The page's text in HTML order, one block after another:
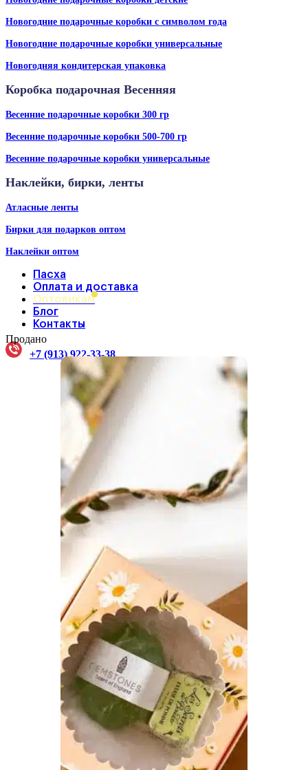
Новогодние подарочные коробки с символом года
Новогодние подарочные коробки универсальные
Новогодняя кондитерская упаковка
Коробка подарочная Весенняя
Весенние подарочные коробки 300 гр
Весенние подарочные коробки 500-700 гр
Весенние подарочные коробки универсальные
Наклейки, бирки, ленты
Атласные ленты
Бирки для подарков оптом
Наклейки оптом
Пасха
Оплата и доставка
Оптовикам
Блог
Контакты
+7 (913) 922-33-38
Продано